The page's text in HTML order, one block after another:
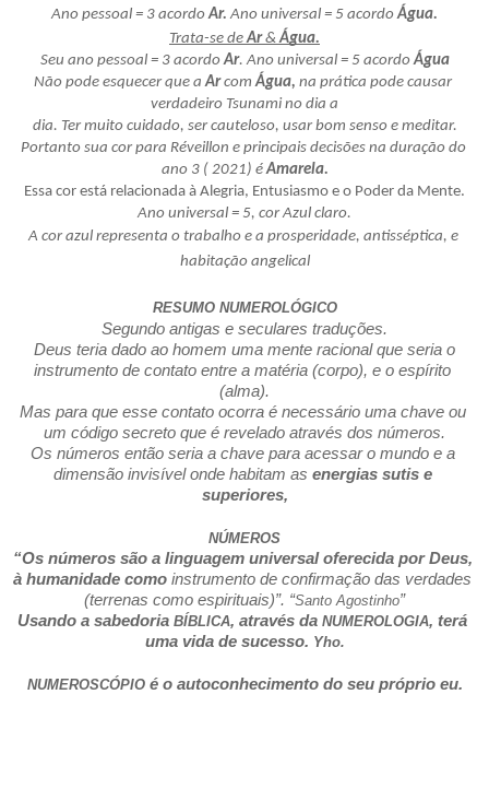
Ano pessoal = 3 acordo Ar. Ano universal = 5 acordo Água.
Trata-se de Ar & Água.
Seu ano pessoal = 3 acordo Ar. Ano universal = 5 acordo Água
Não pode esquecer que a Ar com Água, na prática pode causar
verdadeiro Tsunami no dia a
dia. Ter muito cuidado, ser cauteloso, usar bom senso e meditar.
Portanto sua cor para Réveillon e principais decisões na duração do
ano 3 ( 2021) é Amarela.
Essa cor está relacionada à Alegria, Entusiasmo e o Poder da Mente.
Ano universal = 5, cor Azul claro.
A cor azul representa o trabalho e a prosperidade, antisséptica, e
habitação angelical
RESUMO NUMEROLÓGICO
Segundo antigas e seculares traduções.
Deus teria dado ao homem uma mente racional que seria o
instrumento de contato entre a matéria (corpo), e o espírito
(alma).
Mas para que esse contato ocorra é necessário uma chave ou
um código secreto que é revelado através dos números.
Os números então seria a chave para acessar o mundo e a
dimensão invisível onde habitam as energias sutis e
superiores,
NÚMEROS
“Os números são a linguagem universal oferecida por Deus,
à humanidade como instrumento de confirmação das verdades
(terrenas como espirituais)”. “Santo Agostinho”
Usando a sabedoria BÍBLICA, através da NUMEROLOGIA, terá
uma vida de sucesso. Yho.
NUMEROSCÓPIO é o autoconhecimento do seu próprio eu.